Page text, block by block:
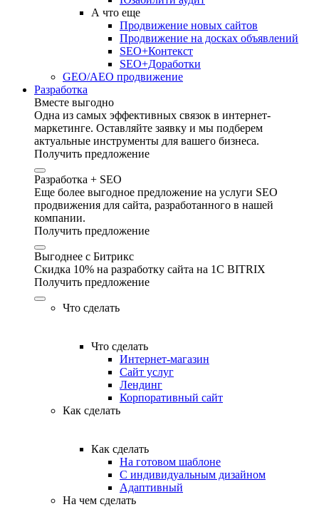
А что еще
Продвижение новых сайтов
Продвижение на досках объявлений
SEO+Контекст
SEO+Доработки
GEO/AEO продвижение
Разработка
Вместе выгодно
Одна из самых эффективных связок в интернет-
маркетинге. Оставляйте заявку и мы подберем
актуальные инструменты для вашего бизнеса.
Получить предложение
Разработка + SEO
Еще более выгодное предложение на услуги SEO
продвижения для сайта, разработанного в нашей
компании.
Получить предложение
Выгоднее с Битрикс
Скидка 10% на разработку сайта на 1C BITRIX
Получить предложение
Что сделать
Что сделать
Интернет-магазин
Сайт услуг
Лендинг
Корпоративный сайт
Как сделать
Как сделать
На готовом шаблоне
С индивидуальным дизайном
Адаптивный
На чем сделать